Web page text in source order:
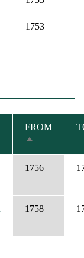
1753
FROM
SORT
1756
1758